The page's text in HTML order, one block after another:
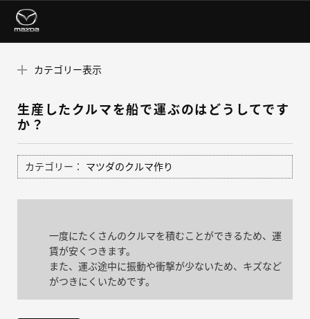
カテゴリー表示
生産したクルマを船で運ぶのはどうしてです
か？
カテゴリー： マツダのクルマ作り
一度にたくさんのクルマを積むことができるため、運
賃が安くつきます。
また、運ぶ途中に振動や衝撃が少ないため、キズなど
がつきにくいためです。